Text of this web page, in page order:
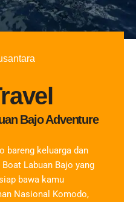
Bajo Adventure
bareng keluarga dan
Labuan Bajo yang
bawa kamu
Nasional Komodo,